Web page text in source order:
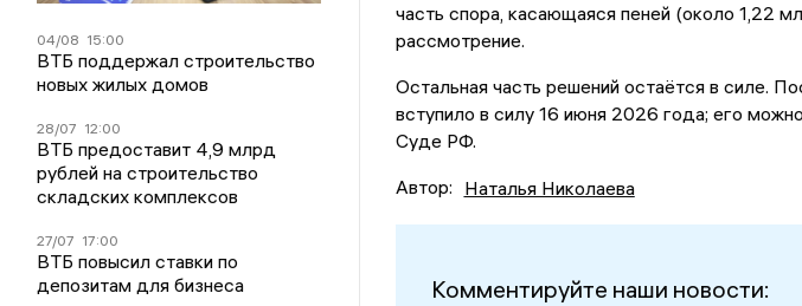
04/08 15:00
ВТБ поддержал строительство
новых жилых домов
28/07 12:00
ВТБ предоставит 4,9 млрд
рублей на строительство
складских комплексов
27/07 17:00
ВТБ повысил ставки по
депозитам для бизнеса
часть спора, касающаяся пеней (около 1,22
рассмотрение.
Остальная часть решений остаётся в силе.
вступило в силу 16 июня 2026 года; его
Суде РФ.
Автор: Наталья Николаева
Комментируйте наши новости: